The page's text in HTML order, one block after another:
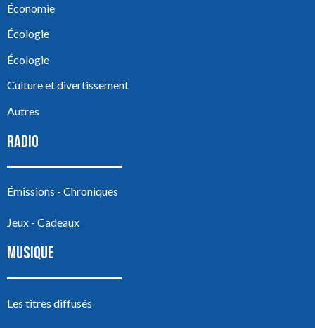
Économie
Écologie
Écologie
Culture et divertissement
Autres
RADIO
Émissions - Chroniques
Jeux - Cadeaux
MUSIQUE
Les titres diffusés